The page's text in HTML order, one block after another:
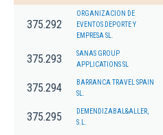
375.292
ORGANIZACION DE
EVENTOS DEPORTE Y
EMPRESA SL.
375.293
SANAS GROUP
APPLICATIONS SL
375.294
BARRANCA TRAVEL SPAIN
SL.
375.295
DEMENDIZABAL&ALLER,
S.L.